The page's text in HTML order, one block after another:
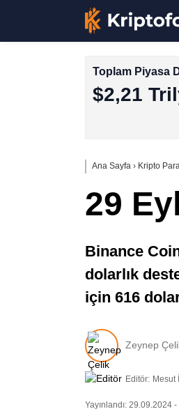
Toplam Piyasa
$2,21
Ana Sayfa › Kripto
29
Binance
dolarlık
için 616
Zeynep
Editör: Mesut
Yayınlandı: 29.09.2024